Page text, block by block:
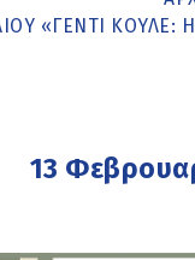
«ΓΕΝΤΊ
13